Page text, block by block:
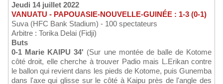
Jeudi 14 juillet 2022
VANUATU - PAPOUASIE-NOUVELLE-GUINÉE : 1-3 (0-1)
Suva (HFC Bank Stadium) - 100 spectateurs
Arbitre : Torika Delai (Fidji)
Buts
0-1 Marie KAIPU 34' (Sur une montée de balle de Kotome
côté droit, elle cherche à trouver Padio mais L.Erikan contre
le ballon qui revient dans les pieds de Kotome, puis Gunemba
dans l'axe qui glisse sur le côté à Kaipu près de l'angle des